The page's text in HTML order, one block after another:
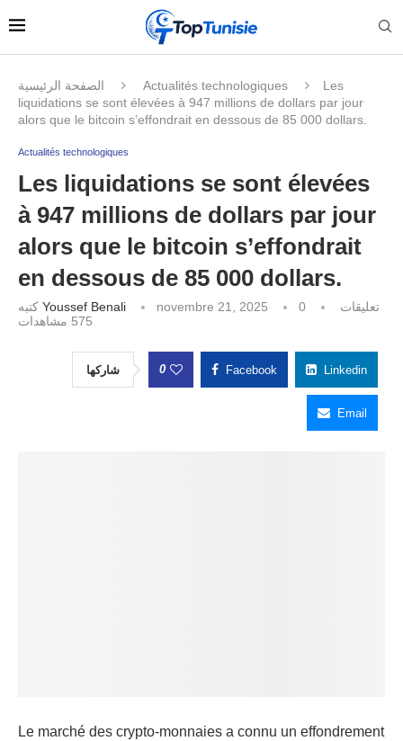
الصفحة الرئيسية Actualités technologiques
Les
liquidations se sont élevées à 947 millions de dollars par jour
alors que le bitcoin s’effondrait en dessous de 85 000 dollars.
Actualités technologiques
Les liquidations se sont élevées
à 947 millions de dollars par jour
alors que le bitcoin s’effondrait
en dessous de 85 000 dollars.
Youssef Benali novembre 21, 2025
0 تعليقات
575 مشاهدات
شاركها 0 Facebook Linkedin
Email
Le marché des crypto-monnaies a connu un effondrement